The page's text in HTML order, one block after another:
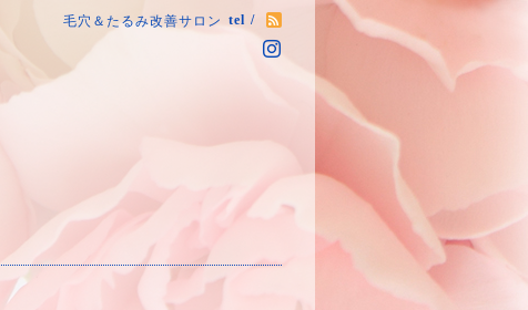
毛穴＆たるみ改善サロン tel /